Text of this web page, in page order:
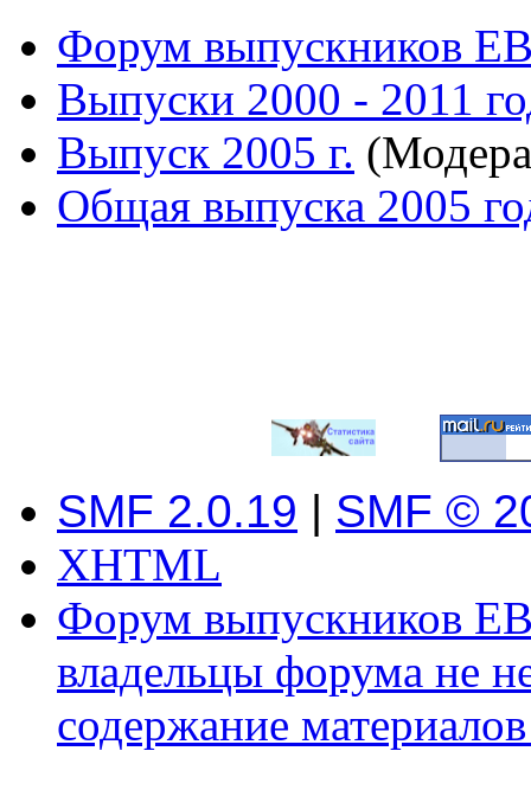
Форум выпускников
Выпуски 2000 - 2011
Выпуск 2005 г.
Общая выпуска 2005
SMF 2.0.19 | SMF ©
XHTML
Форум выпускников
владельцы форума не
содержание